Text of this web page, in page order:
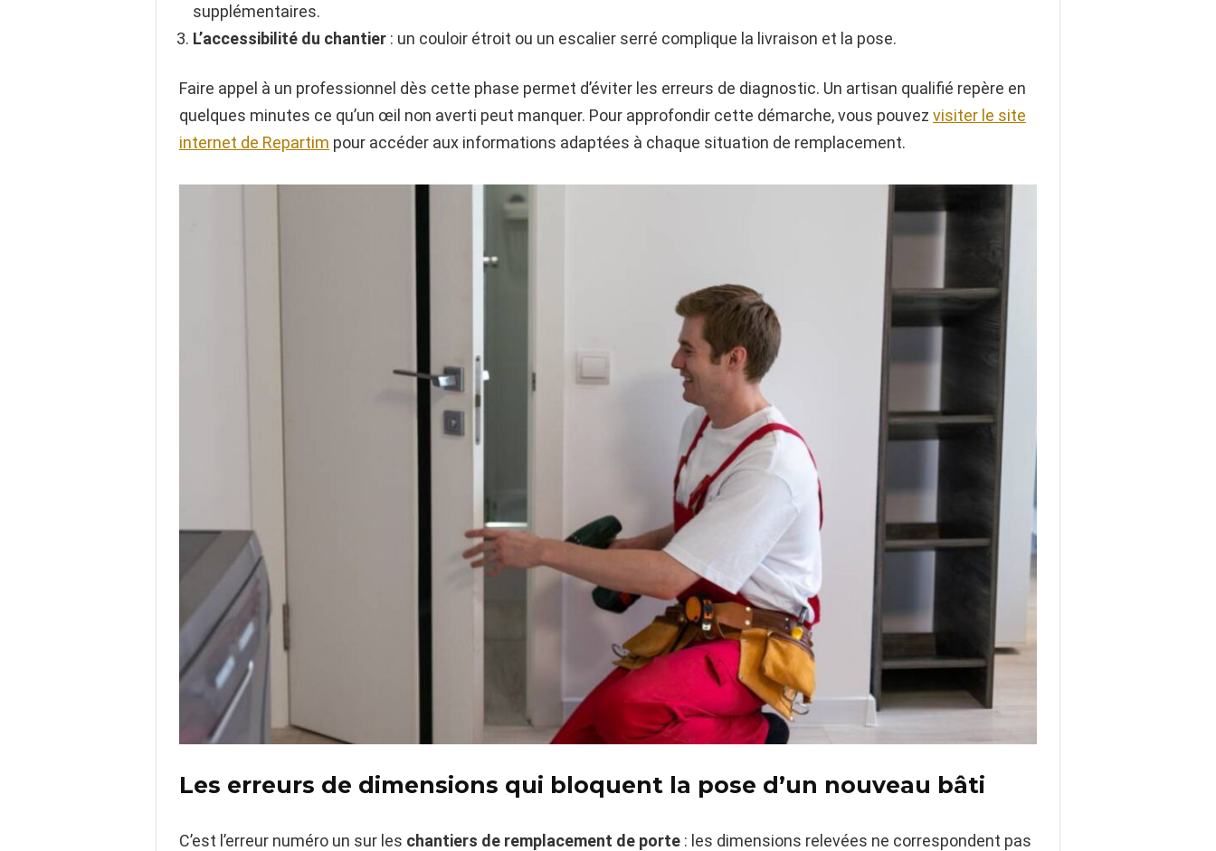
supplémentaires.
L’accessibilité du chantier : un couloir étroit ou un escalier serré complique la livraison et la pose.
Faire appel à un professionnel dès cette phase permet d’éviter les erreurs de diagnostic. Un artisan qualifié repère en
quelques minutes ce qu’un œil non averti peut manquer. Pour approfondir cette démarche, vous pouvez visiter le site
internet de Repartim pour accéder aux informations adaptées à chaque situation de remplacement.
Les erreurs de dimensions qui bloquent la pose d’un nouveau bâti
C’est l’erreur numéro un sur les chantiers de remplacement de porte : les dimensions relevées ne correspondent pas